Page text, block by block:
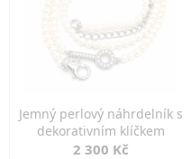
Jemný perlový náhrdelník s
dekorativním klíčkem
2 300 Kč